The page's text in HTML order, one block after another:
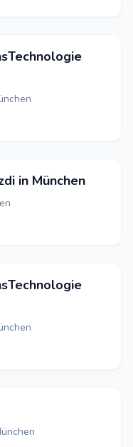
in München